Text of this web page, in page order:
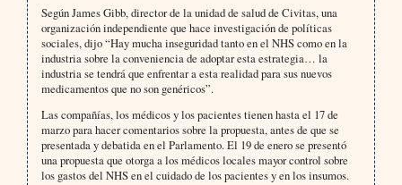
Según James Gibb, director de la unidad de salud de Civitas, una
organización independiente que hace investigación de políticas
sociales, dijo “Hay mucha inseguridad tanto en el NHS como en la
industria sobre la conveniencia de adoptar esta estrategia… la
industria se tendrá que enfrentar a esta realidad para sus nuevos
medicamentos que no son genéricos”.
Las compañías, los médicos y los pacientes tienen hasta el 17 de
marzo para hacer comentarios sobre la propuesta, antes de que se
presentada y debatida en el Parlamento. El 19 de enero se presentó
una propuesta que otorga a los médicos locales mayor control sobre
los gastos del NHS en el cuidado de los pacientes y en los insumos.